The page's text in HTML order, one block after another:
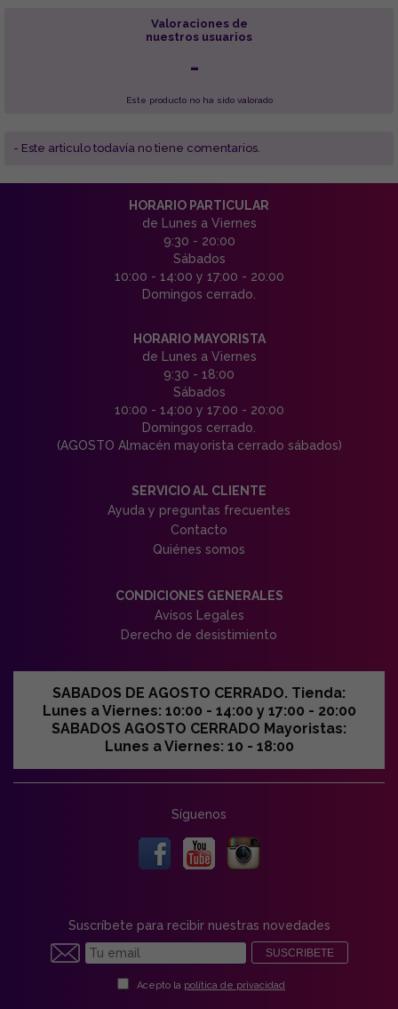
Valoraciones de
nuestros usuarios
-
Este producto no ha sido valorado
- Este articulo todavía no tiene comentarios.
HORARIO PARTICULAR
de Lunes a Viernes
9:30 - 20:00
Sábados
10:00 - 14:00 y 17:00 - 20:00
Domingos cerrado.
HORARIO MAYORISTA
de Lunes a Viernes
9:30 - 18:00
Sábados
10:00 - 14:00 y 17:00 - 20:00
Domingos cerrado.
(AGOSTO Almacén mayorista cerrado sábados)
SERVICIO AL CLIENTE
Ayuda y preguntas frecuentes
Contacto
Quiénes somos
CONDICIONES GENERALES
Avisos Legales
Derecho de desistimiento
SABADOS DE AGOSTO CERRADO. Tienda:
Lunes a Viernes: 10:00 - 14:00 y 17:00 - 20:00
SABADOS AGOSTO CERRADO Mayoristas:
Lunes a Viernes: 10 - 18:00
Síguenos
Suscríbete para recibir nuestras novedades
SUSCRIBETE
Acepto la política de privacidad